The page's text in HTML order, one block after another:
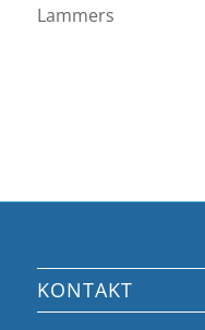
Lammers
KONTAKT